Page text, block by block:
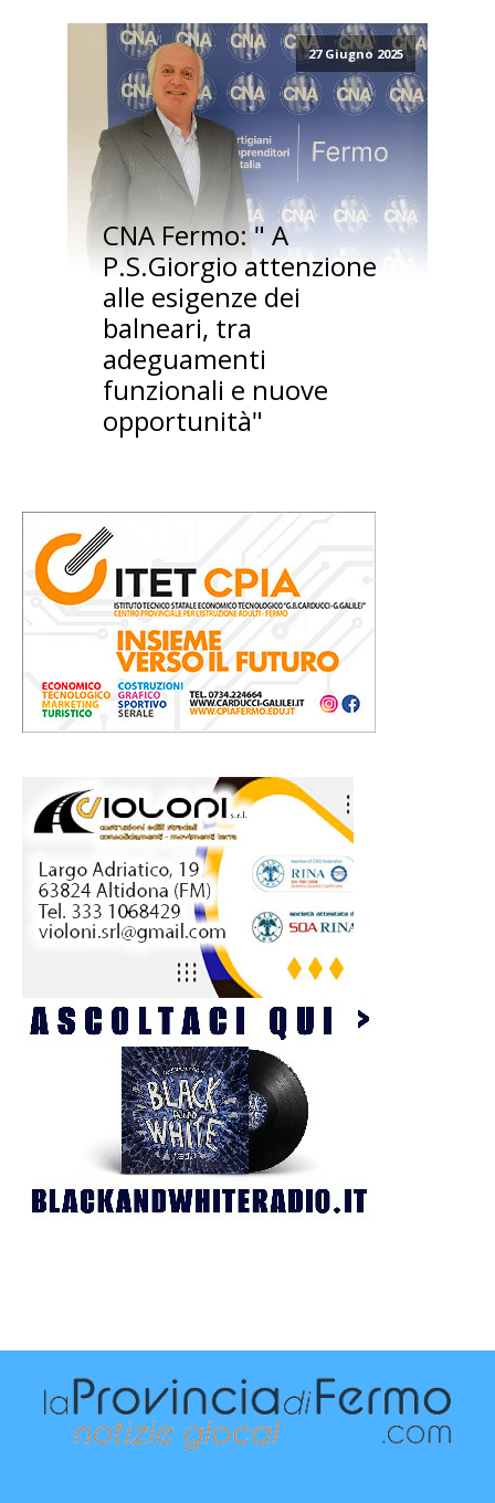
27 Giugno 2025
CNA Fermo: " A
P.S.Giorgio attenzione
alle esigenze dei
balneari, tra
adeguamenti
funzionali e nuove
opportunità"